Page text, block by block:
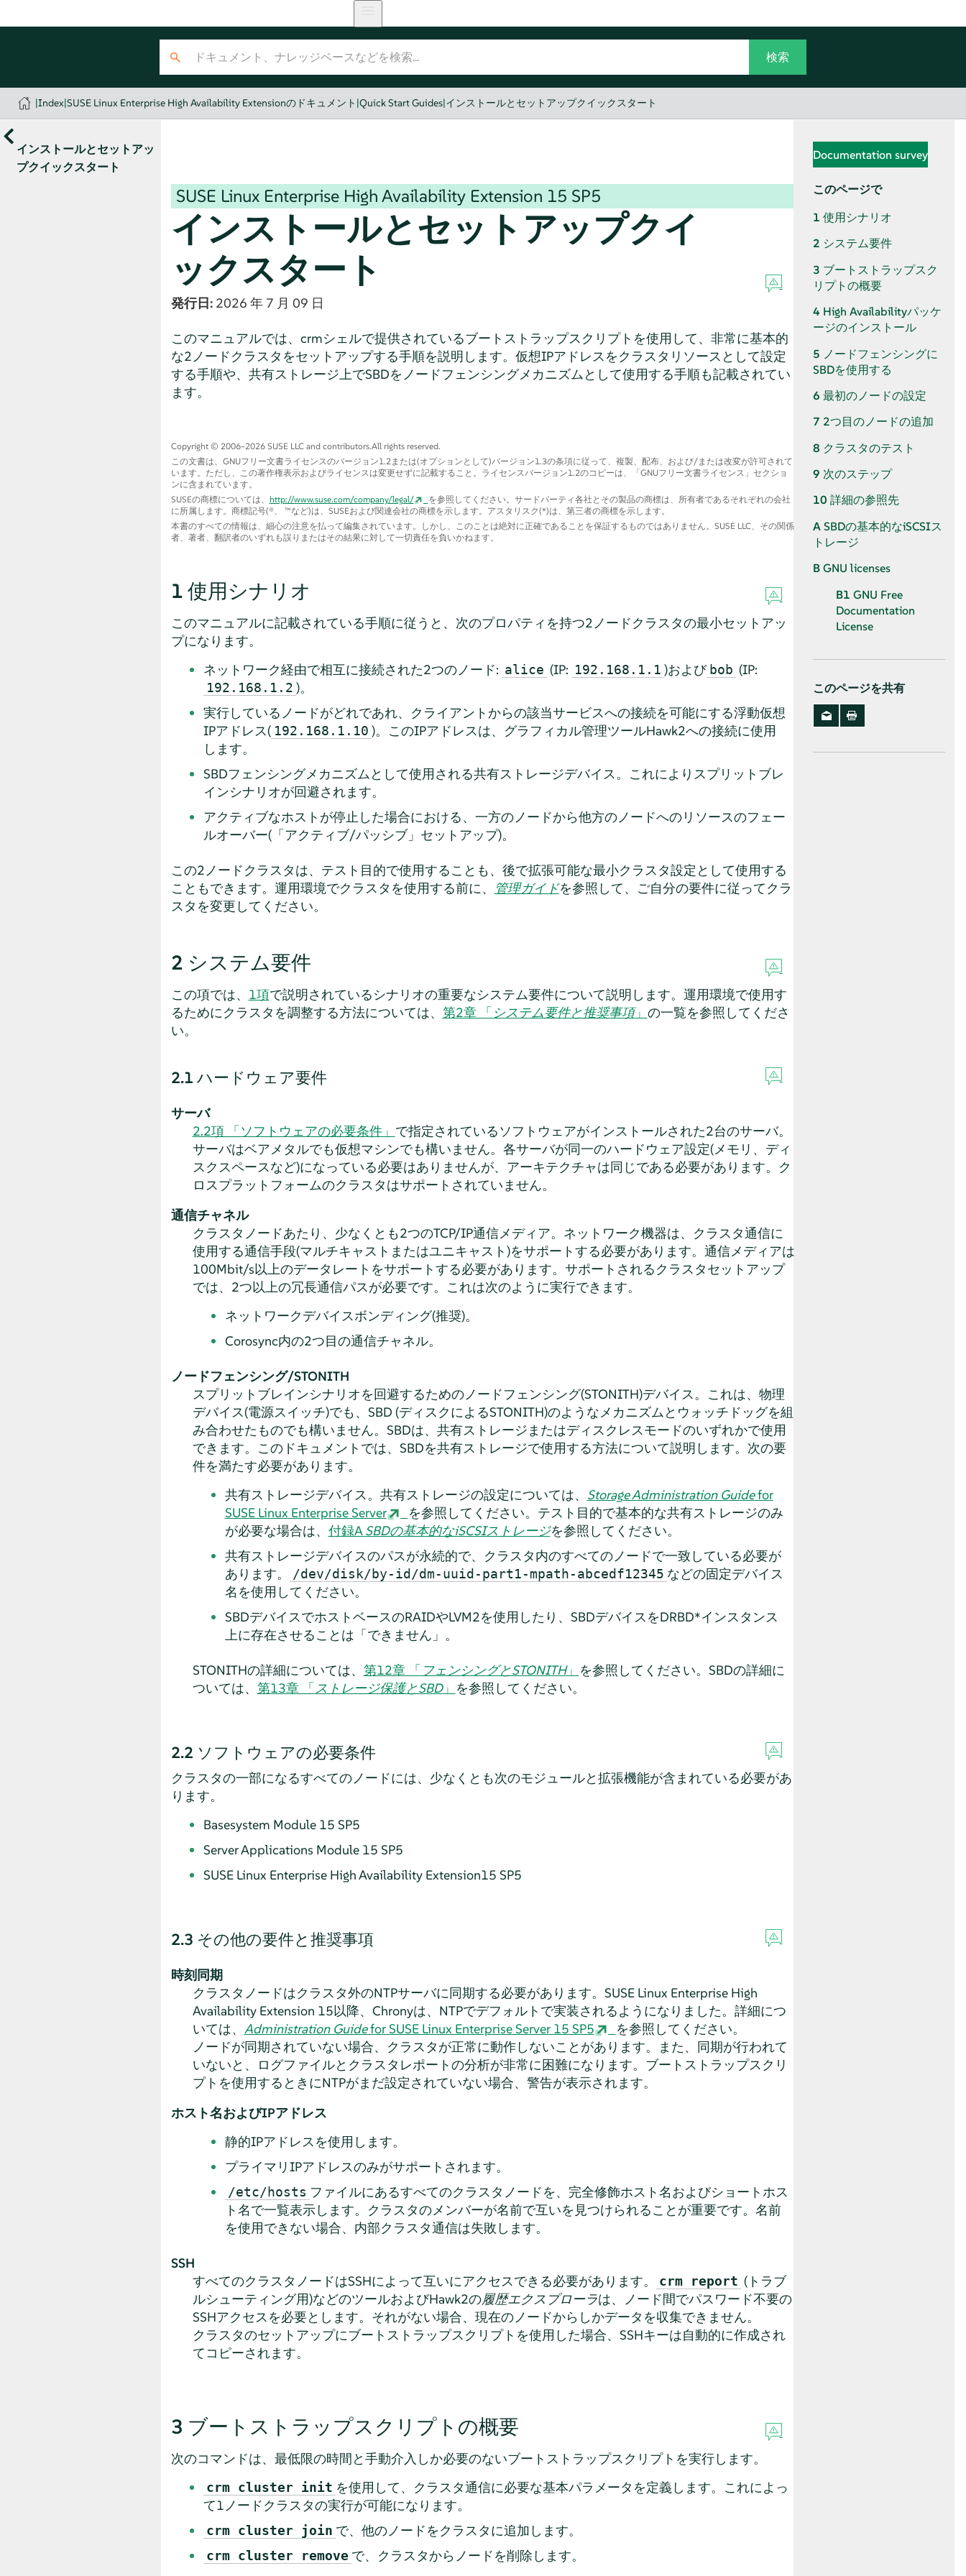
|Index|SUSE Linux Enterprise High Availability Extensionのドキュメント |Quick Start Guides|インストールとセットアップクイックスタート
インストールとセットアッ
プクイックスタート
SUSE Linux Enterprise High Availability Extension 15 SP5
インストールとセットアップクイ
ックスタート
発行日: 2026 年 7 月 09 日
このマニュアルでは、crmシェルで提供されているブートストラップスクリプトを使用して、非常に基本的
な2ノードクラスタをセットアップする手順を説明します。仮想IPアドレスをクラスタリソースとして設定
する手順や、共有ストレージ上でSBDをノードフェンシングメカニズムとして使用する手順も記載されてい
ます。
Copyright © 2006–2026 SUSE LLC and contributors.All rights reserved.
この文書は、GNUフリー文書ライセンスのバージョン1.2または(オプションとして)バージョン1.3の条項に従って、複製、配布、および/または改変が許可されて
います。ただし、この著作権表示およびライセンスは変更せずに記載すること。ライセンスバージョン1.2のコピーは、
「GNUフリー文書ライセンス 」 セクショ
ンに含まれています。
SUSEの商標については、 http://www.suse.com/company/legal/
を参照してください。サードパーティ各社とその製品の商標は、所有者であるそれぞれの会社
に所属します。商標記号(®、 ™など)は、SUSEおよび関連会社の商標を示します。アスタリスク(*)は、第三者の商標を示します。
本書のすべての情報は、細心の注意を払って編集されています。しかし、このことは絶対に正確であることを保証するものではありません。SUSE LLC、その関係
者、著者、翻訳者のいずれも誤りまたはその結果に対して一切責任を負いかねます。
1 使用シナリオ
このマニュアルに記載されている手順に従うと、次のプロパティを持つ2ノードクラスタの最小セットアッ
プになります。
ネットワーク経由で相互に接続された2つのノード: alice (IP: 192.168.1.1 )および bob (IP:
192.168.1.2 )。
実行しているノードがどれであれ、クライアントからの該当サービスへの接続を可能にする浮動仮想
IPアドレス( 192.168.1.10 )。このIPアドレスは、グラフィカル管理ツールHawk2への接続に使用
します。
SBDフェンシングメカニズムとして使用される共有ストレージデバイス。これによりスプリットブレ
インシナリオが回避されます。
アクティブなホストが停止した場合における、一方のノードから他方のノードへのリソースのフェー
ルオーバー(「アクティブ/パッシブ」セットアップ)。
この2ノードクラスタは、テスト目的で使用することも、後で拡張可能な最小クラスタ設定として使用する
こともできます。運用環境でクラスタを使用する前に、
管理ガイドを参照して、ご自分の要件に従ってクラ
スタを変更してください。
2 システム要件
この項では、 1項で説明されているシナリオの重要なシステム要件について説明します。運用環境で使用す
るためにクラスタを調整する方法については、 第2章 「 システム要件と推奨事項」 の一覧を参照してくださ
い。
2.1 ハードウェア要件
サーバ
2.2項 「ソフトウェアの必要条件」 で指定されているソフトウェアがインストールされた2台のサーバ。
サーバはベアメタルでも仮想マシンでも構いません。各サーバが同一のハードウェア設定(メモリ、ディ
スクスペースなど)になっている必要はありませんが、アーキテクチャは同じである必要があります。ク
ロスプラットフォームのクラスタはサポートされていません。
通信チャネル
クラスタノードあたり、少なくとも2つのTCP/IP通信メディア。ネットワーク機器は、クラスタ通信に
使用する通信手段(マルチキャストまたはユニキャスト)をサポートする必要があります。通信メディアは
100Mbit/s以上のデータレートをサポートする必要があります。サポートされるクラスタセットアップ
では、2つ以上の冗長通信パスが必要です。これは次のように実行できます。
ネットワークデバイスボンディング(推奨)。
Corosync内の2つ目の通信チャネル。
ノードフェンシング/STONITH
スプリットブレインシナリオを回避するためのノードフェンシング(STONITH)デバイス。これは、物理
デバイス(電源スイッチ)でも、SBD (ディスクによるSTONITH)のようなメカニズムとウォッチドッグを組
み合わせたものでも構いません。SBDは、共有ストレージまたはディスクレスモードのいずれかで使用
できます。このドキュメントでは、SBDを共有ストレージで使用する方法について説明します。次の要
件を満たす必要があります。
共有ストレージデバイス。共有ストレージの設定については、 Storage Administration Guidefor
SUSE Linux Enterprise Server
を参照してください。テスト目的で基本的な共有ストレージのみ
が必要な場合は、 付録A SBDの基本的なiSCSIストレージを参照してください。
共有ストレージデバイスのパスが永続的で、クラスタ内のすべてのノードで一致している必要が
あります。
/dev/disk/by-id/dm-uuid-part1-mpath-abcedf12345 などの固定デバイス
名を使用してください。
SBDデバイスでホストベースのRAIDやLVM2を使用したり、SBDデバイスをDRBD*インスタンス
上に存在させることは「できません」。
STONITHの詳細については、 第12章 「 フェンシングとSTONITH」 を参照してください。SBDの詳細に
ついては、 第13章 「 ストレージ保護とSBD」 を参照してください。
2.2 ソフトウェアの必要条件
クラスタの一部になるすべてのノードには、少なくとも次のモジュールと拡張機能が含まれている必要があ
ります。
Basesystem Module 15 SP5
Server Applications Module 15 SP5
SUSE Linux Enterprise High Availability Extension15 SP5
2.3 その他の要件と推奨事項
時刻同期
クラスタノードはクラスタ外のNTPサーバに同期する必要があります。SUSE Linux Enterprise High
Availability Extension 15以降、Chronyは、NTPでデフォルトで実装されるようになりました。詳細につ
いては、 Administration Guidefor SUSE Linux Enterprise Server 15 SP5
を参照してください。
ノードが同期されていない場合、クラスタが正常に動作しないことがあります。また、同期が行われて
いないと、ログファイルとクラスタレポートの分析が非常に困難になります。ブートストラップスクリ
プトを使用するときにNTPがまだ設定されていない場合、警告が表示されます。
ホスト名およびIPアドレス
静的IPアドレスを使用します。
プライマリIPアドレスのみがサポートされます。
/etc/hosts ファイルにあるすべてのクラスタノードを、完全修飾ホスト名およびショートホス
ト名で一覧表示します。クラスタのメンバーが名前で互いを見つけられることが重要です。名前
を使用できない場合、内部クラスタ通信は失敗します。
SSH
すべてのクラスタノードはSSHによって互いにアクセスできる必要があります。
crm report (トラブ
ルシューティング用)などのツールおよびHawk2の履歴エクスプローラは、ノード間でパスワード不要の
SSHアクセスを必要とします。それがない場合、現在のノードからしかデータを収集できません。
クラスタのセットアップにブートストラップスクリプトを使用した場合、SSHキーは自動的に作成され
てコピーされます。
3 ブートストラップスクリプトの概要
次のコマンドは、最低限の時間と手動介入しか必要のないブートストラップスクリプトを実行します。
crm cluster init を使用して、クラスタ通信に必要な基本パラメータを定義します。これによっ
て1ノードクラスタの実行が可能になります。
crm cluster join で、他のノードをクラスタに追加します。
crm cluster remove で、クラスタからノードを削除します。
Documentation survey
このページで
1 使用シナリオ
2 システム要件
3 ブートストラップスク
リプトの概要
4 High Availabilityパッケ
ージのインストール
5 ノードフェンシングに
SBDを使用する
6 最初のノードの設定
7 2つ目のノードの追加
8 クラスタのテスト
9 次のステップ
10 詳細の参照先
ASBDの基本的なiSCSIス
トレージ
BGNU licenses
B1GNU Free
Documentation
License
このページを共有